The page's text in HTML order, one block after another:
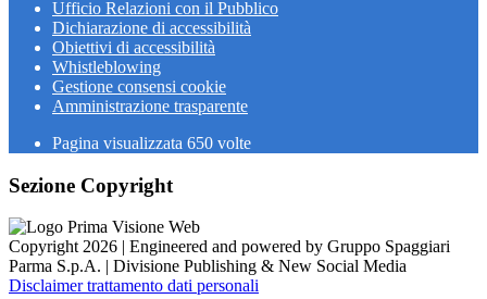
Ufficio Relazioni con il Pubblico
Dichiarazione di accessibilità
Obiettivi di accessibilità
Whistleblowing
Gestione consensi cookie
Amministrazione trasparente
Pagina visualizzata 650 volte
Sezione Copyright
Copyright 2026 | Engineered and powered by Gruppo Spaggiari
Parma S.p.A. | Divisione Publishing & New Social Media
Disclaimer trattamento dati personali